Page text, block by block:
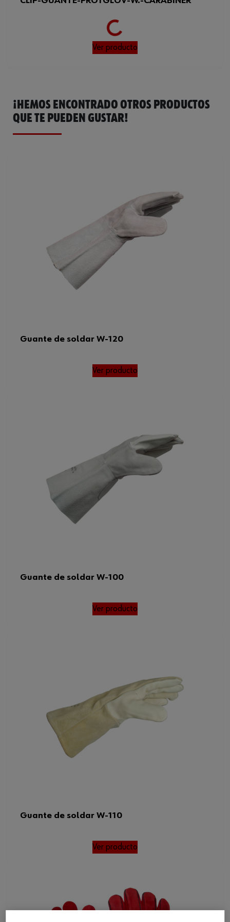
ISO 21420
Ver producto
¡HEMOS ENCONTRADO OTROS PRODUCTOS
QUE TE PUEDEN GUSTAR!
Guante de soldar W-120
Ver producto
Guante de soldar W-100
Ver producto
Guante de soldar W-110
Ver producto